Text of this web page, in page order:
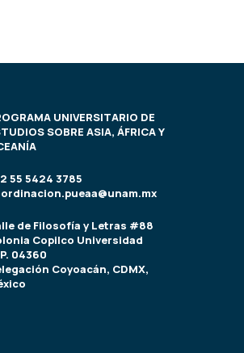
UNIVERSITARIO DE
SOBRE ASIA, ÁFRICA Y
55 5424 3785
de Filosofía y Letras #88
Copilco Universidad
04360
Coyoacán, CDMX,